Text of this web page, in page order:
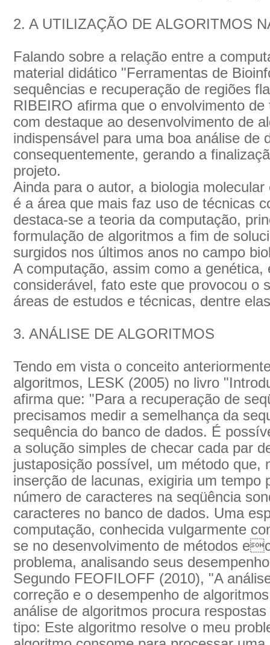
2. A UTILIZAÇÃO DE ALGORITMOS
Falando sobre a relação entre a
material didático "Ferramentas de
sequências e recuperação de regiões
RIBEIRO afirma que o envolvimento
com destaque ao desenvolvimento de
indispensável para uma boa análise de
consequentemente, gerando a
projeto.
Ainda para o autor, a biologia
é a área que mais faz uso de técnicas
destaca-se a teoria da computação,
formulação de algoritmos a fim de
surgidos nos últimos anos no campo
A computação, assim como a genética,
considerável, fato este que provocou o
áreas de estudos e técnicas, dentre
3. ANÁLISE DE ALGORITMOS
Tendo em vista o conceito
algoritmos, LESK (2005) no livro
afirma que: "Para a recuperação de
precisamos medir a semelhança da
sequência do banco de dados. É
a solução simples de checar cada par
justaposição possível, um método que,
inserção de lacunas, exigiria um tempo
número de caracteres na seqüência
caracteres no banco de dados. Uma
computação, conhecida vulgarmente
se no desenvolvimento de métodos
problema, analisando seus
Segundo FEOFILOFF (2010), "A
correção e o desempenho de
análise de algoritmos procura
tipo: Este algoritmo resolve o meu